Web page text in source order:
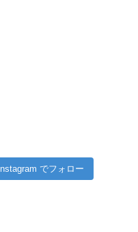
Instagram でフォロー